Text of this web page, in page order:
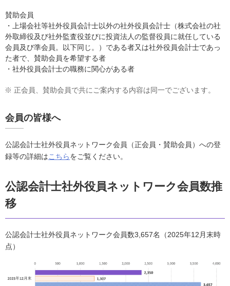
賛助会員
・上場会社等社外役員会計士以外の社外役員会計士（株式会社の社
外取締役及び社外監査役並びに投資法人の監督役員に就任している
会員及び準会員。以下同じ。）である者又は社外役員会計士であっ
た者で、賛助会員を希望する者
・社外役員会計士の職務に関心がある者
※ 正会員、賛助会員で共にご案内する内容は同一でございます。
会員の皆様へ
公認会計士社外役員ネットワーク会員（正会員・賛助会員）への登
録等の詳細はこちらをご覧ください。
公認会計士社外役員ネットワーク会員数推
移
公認会計士社外役員ネットワーク会員数3,657名（2025年12月末時
点）